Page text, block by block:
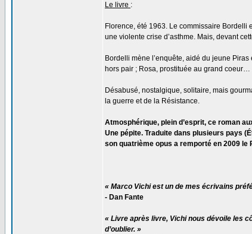
Le livre :
Florence, été 1963. Le commissaire
une violente crise d’asthme. Mais, devant
Bordelli mène l’enquête, aidé du jeune
hors pair ; Rosa, prostituée au grand coeur…
Désabusé, nostalgique, solitaire, mais
la guerre et de la Résistance.
Atmosphérique, plein d’esprit, ce roman
Une pépite. Traduite dans plusieurs pays
son quatrième opus a remporté en 2009
« Marco Vichi est un de mes écrivains
- Dan Fante
« Livre après livre, Vichi nous dévoile les
d’oublier. »